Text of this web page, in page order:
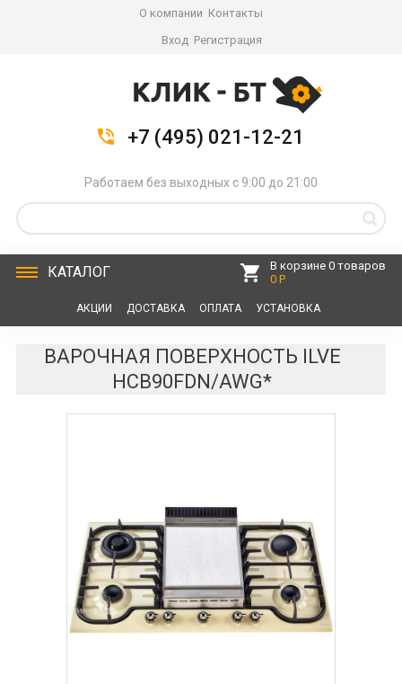
О компании Контакты
Вход Регистрация
+7 (495) 021-12-21
Работаем без выходных с 9:00 до 21:00
КАТАЛОГ
В корзине 0 товаров
0 Р
АКЦИИ ДОСТАВКА ОПЛАТА УСТАНОВКА
ВАРОЧНАЯ ПОВЕРХНОСТЬ ILVE
HCB90FDN/AWG*